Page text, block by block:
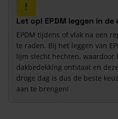
Let op! EPDM leggen in de
EPDM tijdens of vlak na een
te raden. Bij het leggen van
lijm slecht hechten, waardoor
dakbedekking ontstaat en
droge dag is dus de beste
aan te brengen!